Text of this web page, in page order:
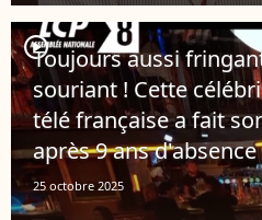
player2
Toujours aussi
souriant ! Cette
télé française a fait
après 9 ans d'absence
25 octobre 2025